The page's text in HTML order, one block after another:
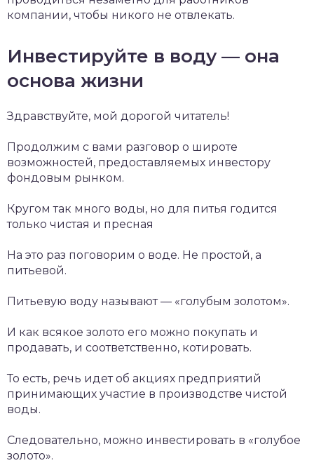
компании, чтобы никого не отвлекать.
Инвестируйте в воду — она
основа жизни
Здравствуйте, мой дорогой читатель!
Продолжим с вами разговор о широте
возможностей, предоставляемых инвестору
фондовым рынком.
Кругом так много воды, но для питья годится
только чистая и пресная
На это раз поговорим о воде. Не простой, а
питьевой.
Питьевую воду называют — «голубым золотом».
И как всякое золото его можно покупать и
продавать, и соответственно, котировать.
То есть, речь идет об акциях предприятий
принимающих участие в производстве чистой
воды.
Следовательно, можно инвестировать в «голубое
золото».